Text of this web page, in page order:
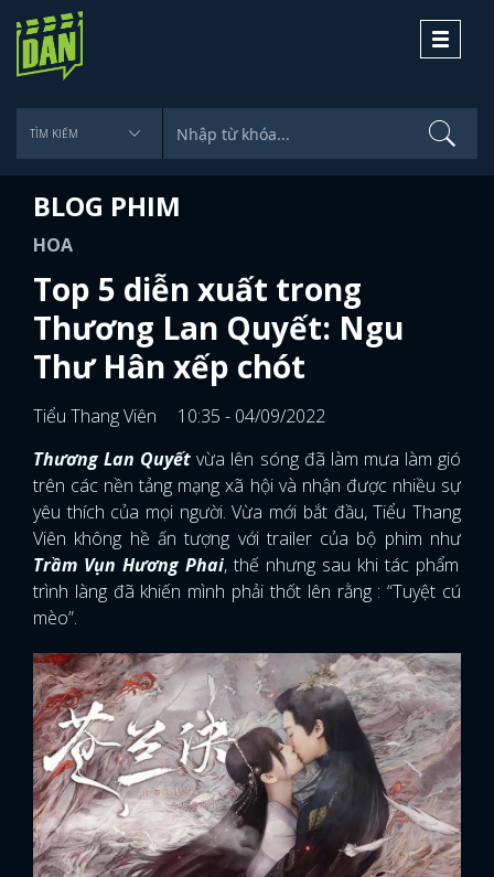
Toggle
BLOG PHIM
HOA
Top 5 diễn xuất trong
Thương Lan Quyết: Ngu
Thư Hân xếp chót
Tiểu Thang Viên
10:35 - 04/09/2022
Thương Lan Quyếtvừa lên sóng đã làm mưa làm gió
trên các nền tảng mạng xã hội và nhận được nhiều sự
yêu thích của mọi người. Vừa mới bắt đầu, Tiểu Thang
Viên không hề ấn tượng với trailer của bộ phim như
Trầm Vụn Hương Phai, thế nhưng sau khi tác phẩm
trình làng đã khiến mình phải thốt lên rằng : “Tuyệt cú
mèo”.